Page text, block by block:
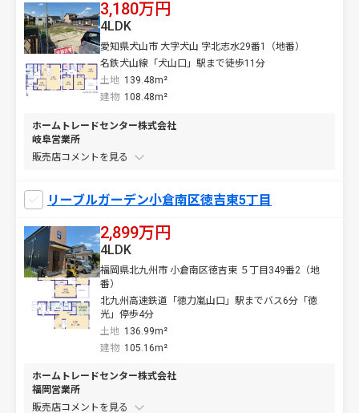
3,180万円
愛知県犬山市 大字犬山 字北志水29番1（地番）
名鉄犬山線「犬山口」駅まで徒歩11分
土地 139.48m²
4LDK
建物 108.48m²
ホームトレードセンター株式会社
岐阜営業所
販売店コメントを
リーブルガーデン小倉南区徳吉東5丁目
2,899万円
福岡県北九州市 小倉南区徳吉東 ５丁目349番2（地
番）
北九州高速鉄道「徳力嵐山口」駅までバス6分「徳
光」停歩4分
土地 136.99m²
4LDK
建物 105.16m²
ホームトレードセンター株式会社
福岡営業所
販売店コメントを